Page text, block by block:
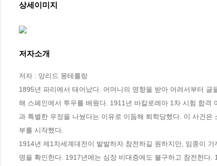
상세이미지
저자소개
저자 : 앙리드 몽테를랑
1895년 파리에서 태어났다. 어머니의 영향을 받아 어려서부터
해 스페인에서 투우를 배웠다. 1911년 바칼로레아 1차 시험 합
과 특별한 우정을 나눴다는 이유로 이듬해 퇴학당했다. 이 사건
부를 시작했다.
1914년 제1차세계대전이 발발하자 참전하길 원하지만, 임종이
명을 확인한다. 1917년에는 심장 비대증에도 불구하고 참전한다